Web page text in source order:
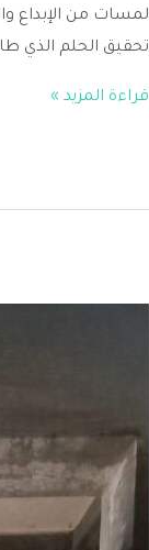
لمسات من الإبداع
تحقيق الحلم الذي
تشطيب
0556331035
قراءة المزيد »